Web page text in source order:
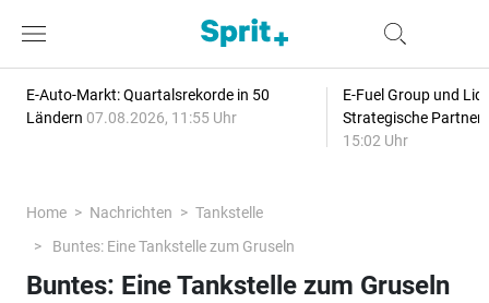
E-Auto-Markt: Quartalsrekorde in 50
Ländern 07.08.2026, 11:55 Uhr
E-Fuel Group und
Strategische
15:02 Uhr
Home Nachrichten
Tankstelle
Buntes: Eine Tankstelle zum Gruseln
Buntes: Eine Tankstelle zum Gruseln